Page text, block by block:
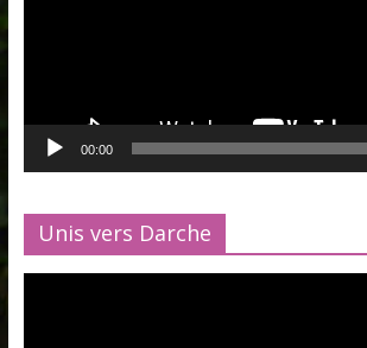
00:00
Unis vers Darche